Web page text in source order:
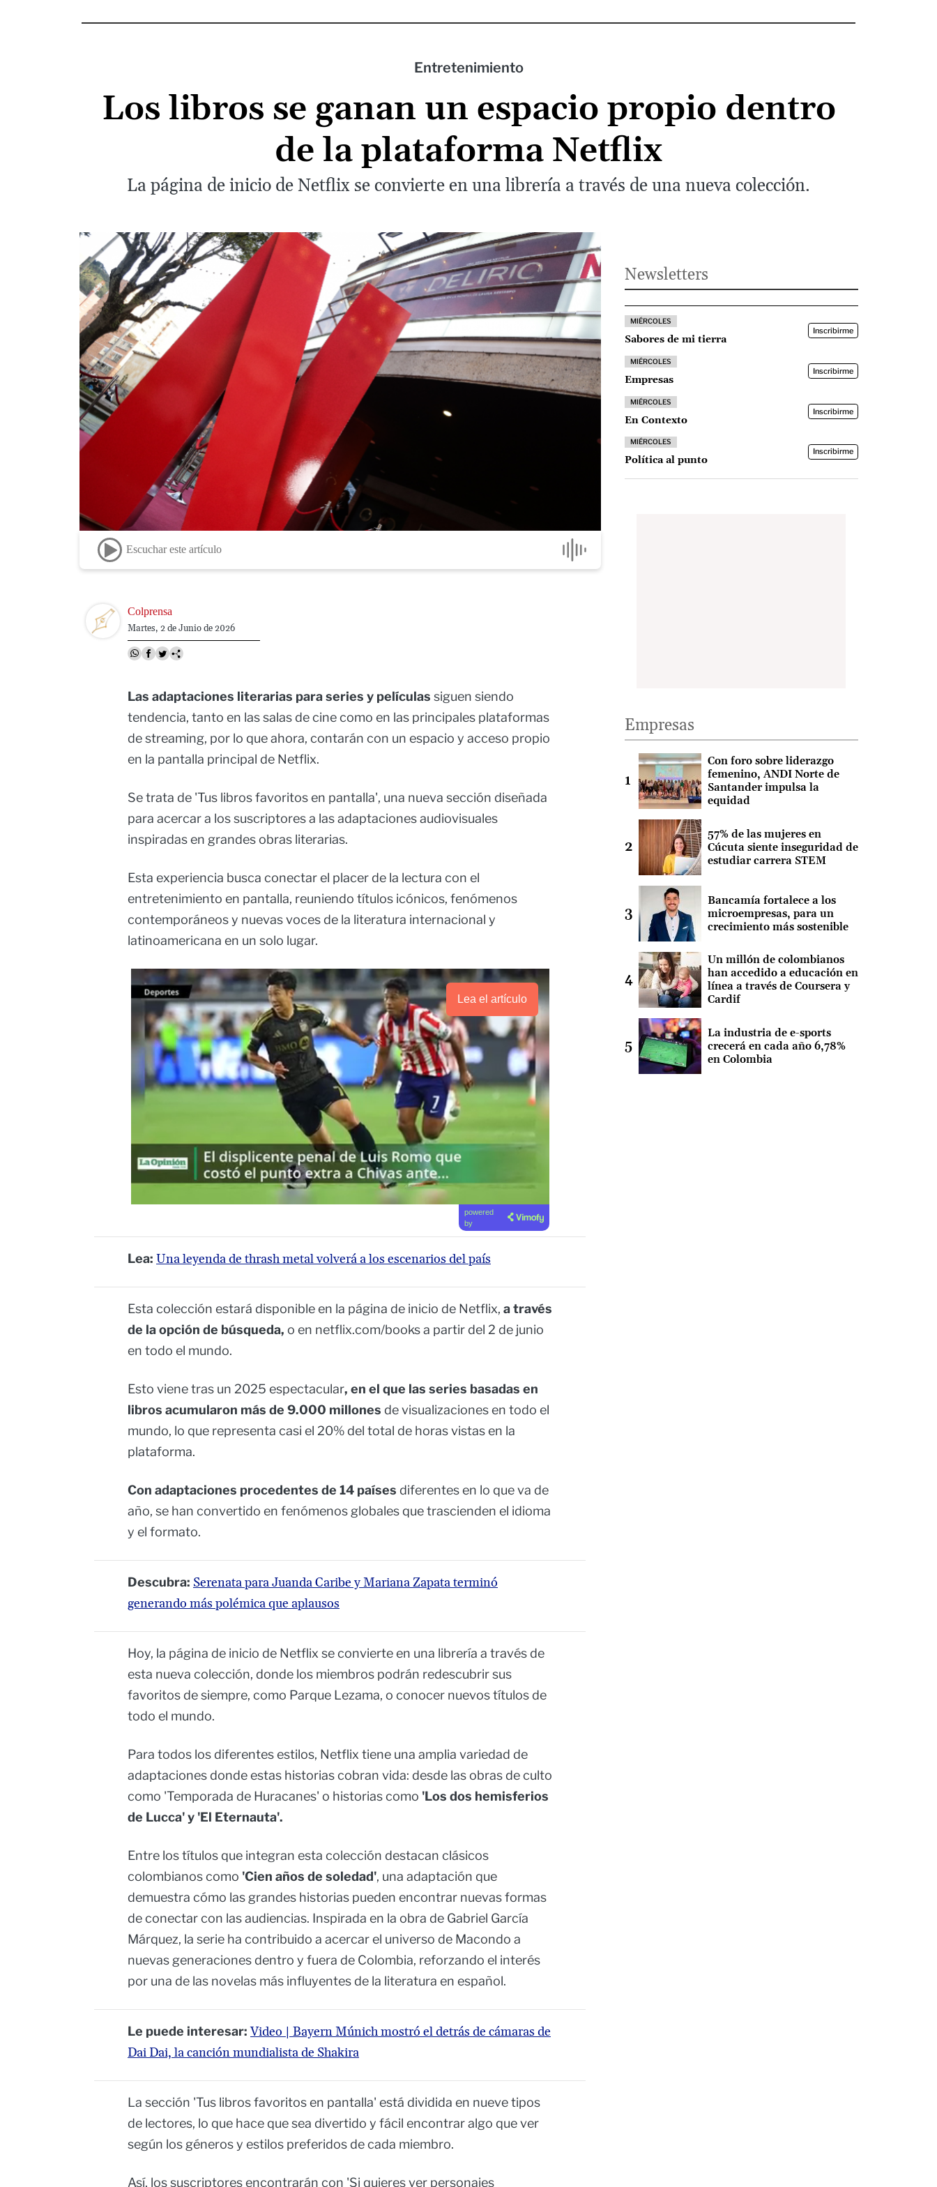
Entretenimiento
Los libros se ganan un espacio propio dentro
de la plataforma Netflix
La página de inicio de Netflix se convierte en una librería a través de una nueva colección.
Escuchar este artículo
Image Colprensa
Martes, 2 de Junio de 2026
Las adaptaciones literarias para series y películas siguen siendo
tendencia, tanto en las salas de cine como en las principales plataformas
de streaming, por lo que ahora, contarán con un espacio y acceso propio
en la pantalla principal de Netflix.
Se trata de 'Tus libros favoritos en pantalla', una nueva sección diseñada
para acercar a los suscriptores a las adaptaciones audiovisuales
inspiradas en grandes obras literarias.
Esta experiencia busca conectar el placer de la lectura con el
entretenimiento en pantalla, reuniendo títulos icónicos, fenómenos
contemporáneos y nuevas voces de la literatura internacional y
latinoamericana en un solo lugar.
Lea el artículo
powered
by
Lea: Una leyenda de thrash metal volverá a los escenarios del país
Esta colección estará disponible en la página de inicio de Netflix, a través
de la opción de búsqueda, o en netflix.com/books a partir del 2 de junio
en todo el mundo.
Esto viene tras un 2025 espectacular, en el que las series basadas en
libros acumularon más de 9.000 millones de visualizaciones en todo el
mundo, lo que representa casi el 20% del total de horas vistas en la
plataforma.
Con adaptaciones procedentes de 14 países diferentes en lo que va de
año, se han convertido en fenómenos globales que trascienden el idioma
y el formato.
Descubra: Serenata para Juanda Caribe y Mariana Zapata terminó
generando más polémica que aplausos
Hoy, la página de inicio de Netflix se convierte en una librería a través de
esta nueva colección, donde los miembros podrán redescubrir sus
favoritos de siempre, como Parque Lezama, o conocer nuevos títulos de
todo el mundo.
Para todos los diferentes estilos, Netflix tiene una amplia variedad de
adaptaciones donde estas historias cobran vida: desde las obras de culto
como 'Temporada de Huracanes' o historias como 'Los dos hemisferios
de Lucca' y 'El Eternauta'.
Entre los títulos que integran esta colección destacan clásicos
colombianos como 'Cien años de soledad', una adaptación que
demuestra cómo las grandes historias pueden encontrar nuevas formas
de conectar con las audiencias. Inspirada en la obra de Gabriel García
Márquez, la serie ha contribuido a acercar el universo de Macondo a
nuevas generaciones dentro y fuera de Colombia, reforzando el interés
por una de las novelas más influyentes de la literatura en español.
Le puede interesar:Video | Bayern Múnich mostró el detrás de cámaras de
Dai Dai, la canción mundialista de Shakira
La sección 'Tus libros favoritos en pantalla' está dividida en nueve tipos
de lectores, lo que hace que sea divertido y fácil encontrar algo que ver
según los géneros y estilos preferidos de cada miembro.
Así, los suscriptores encontrarán con 'Si quieres ver personajes
Newsletters
MIÉRCOLES
Sabores de mi tierra
Inscribirme
MIÉRCOLES
Empresas
Inscribirme
MIÉRCOLES
En Contexto
Inscribirme
MIÉRCOLES
Política al punto
Inscribirme
Empresas
Con foro sobre liderazgo
femenino, ANDI Norte de
Santander impulsa la
equidad
57% de las mujeres en
Cúcuta siente inseguridad de
estudiar carrera STEM
Bancamía fortalece a los
microempresas, para un
crecimiento más sostenible
Un millón de colombianos
han accedido a educación en
línea a través de Coursera y
Cardif
La industria de e-sports
crecerá en cada año 6,78%
en Colombia